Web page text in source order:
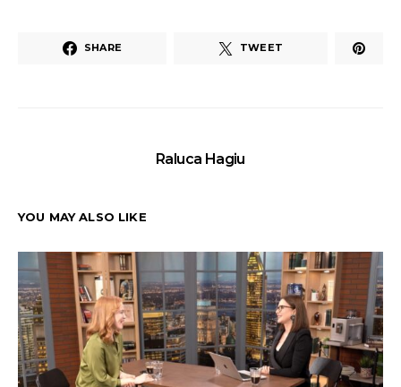
SHARE TWEET
Raluca Hagiu
YOU MAY ALSO LIKE